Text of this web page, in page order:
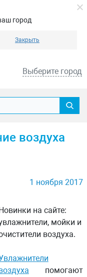
город
Закрыть
Выберите город
воздуха
1 ноября 2017
на сайте:
мойки и
воздуха.
помогают